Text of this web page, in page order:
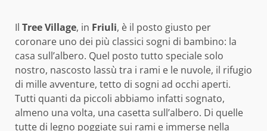
Il Tree Village, in Friuli, è il posto giusto per
coronare uno dei più classici sogni di bambino: la
casa sull’albero. Quel posto tutto speciale solo
nostro, nascosto lassù tra i rami e le nuvole, il rifugio
di mille avventure, tetto di sogni ad occhi aperti.
Tutti quanti da piccoli abbiamo infatti sognato,
almeno una volta, una casetta sull’albero. Di quelle
tutte di legno poggiate sui rami e immerse nella